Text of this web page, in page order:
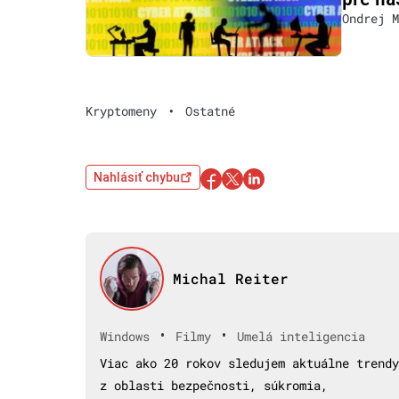
Ondrej
Kryptomeny • Ostatné
Nahlásiť chybu
Michal Reiter
Windows • Filmy •
Umelá inteligencia
Viac ako 20 rokov sledujem aktuálne trendy
z oblasti bezpečnosti, súkromia,